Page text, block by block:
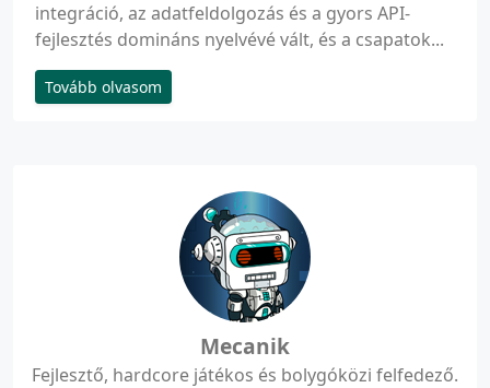
integráció, az adatfeldolgozás és a gyors API-
fejlesztés domináns nyelvévé vált, és a csapatok...
Tovább olvasom
Mecanik
Fejlesztő, hardcore játékos és bolygóközi felfedező.